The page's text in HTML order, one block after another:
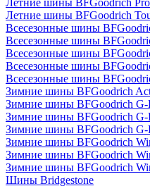
Летние шины BFGoodrich
Летние шины BFGoodrich
Всесезонные шины
Всесезонные шины
Всесезонные шины
Всесезонные шины
Всесезонные шины
Зимние шины BFGoodrich
Зимние шины BFGoodrich G-
Зимние шины BFGoodrich G-
Зимние шины BFGoodrich G-
Зимние шины BFGoodrich
Зимние шины BFGoodrich
Зимние шины BFGoodrich
Шины Bridgestone